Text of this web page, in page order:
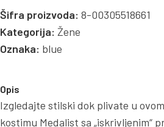
Šifra proizvoda: 8-00305518661
Kategorija: Žene
Oznaka: blue
Opis
Izgledajte stilski dok plivate u
kostimu Medalist sa „iskrivljenim“